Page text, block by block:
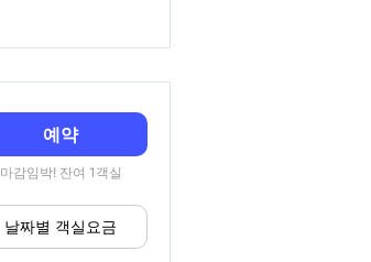
예약
마감임박! 잔여 1객실
날짜별 객실요금